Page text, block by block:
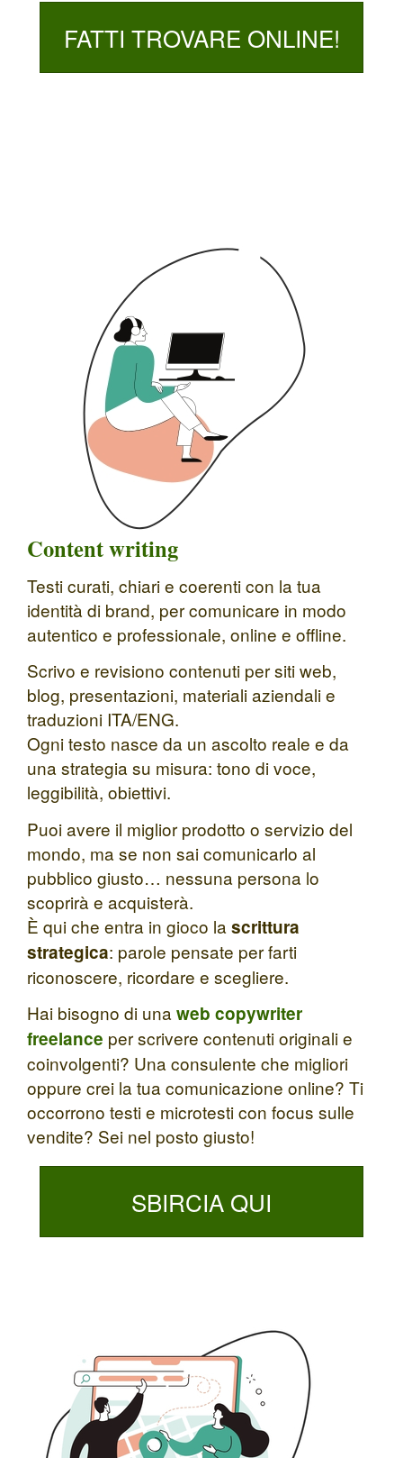
FATTI TROVARE ONLINE!
Content writing
Testi curati, chiari e coerenti con la tua
identità di brand, per comunicare in modo
autentico e professionale, online e offline.
Scrivo e revisiono contenuti per siti web,
blog, presentazioni, materiali aziendali e
traduzioni ITA/ENG.
Ogni testo nasce da un ascolto reale e da
una strategia su misura: tono di voce,
leggibilità, obiettivi.
Puoi avere il miglior prodotto o servizio del
mondo, ma se non sai comunicarlo al
pubblico giusto… nessuna persona lo
scoprirà e acquisterà.
È qui che entra in gioco la scrittura
strategica: parole pensate per farti
riconoscere, ricordare e scegliere.
Hai bisogno di una web copywriter
freelance per scrivere contenuti originali e
coinvolgenti? Una consulente che migliori
oppure crei la tua comunicazione online? Ti
occorrono testi e microtesti con focus sulle
vendite? Sei nel posto giusto!
SBIRCIA QUI